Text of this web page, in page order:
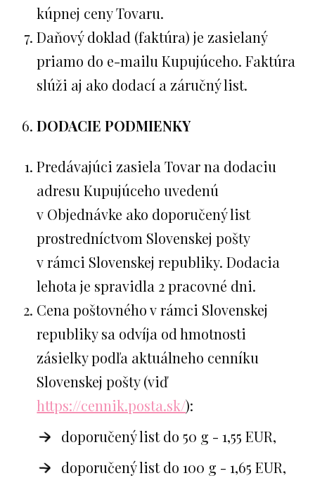
kúpnej ceny Tovaru.
Daňový doklad (faktúra) je zasielaný
priamo do e-mailu Kupujúceho. Faktúra
slúži aj ako dodací a záručný list.
DODACIE PODMIENKY
Predávajúci zasiela Tovar na dodaciu
adresu Kupujúceho uvedenú
v Objednávke ako doporučený list
prostredníctvom Slovenskej pošty
v rámci Slovenskej republiky. Dodacia
lehota je spravidla 2 pracovné dni.
Cena poštovného v rámci Slovenskej
republiky sa odvíja od hmotnosti
zásielky podľa aktuálneho cenníku
Slovenskej pošty (viď
https://cennik.posta.sk/):
doporučený list do 50 g - 1,55 EUR,
doporučený list do 100 g - 1,65 EUR,